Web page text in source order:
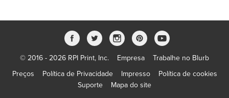
© 2016 - 2026 RPI Print, Inc. Empresa
Trabalhe no Blurb
Preços
Política de Privacidade Impresso
Política de cookies
Suporte
Mapa do site